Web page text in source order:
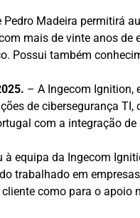
Pedro Madeira permitirá
mais de vinte anos
Possui também
– A Ingecom Ignition,
de cibersegurança
com a integração
à equipa da Ingecom
trabalhado em
como para o apoio